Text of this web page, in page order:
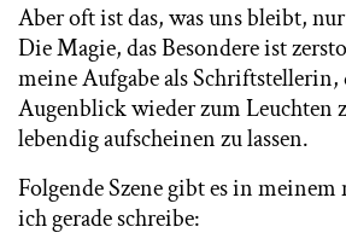
Aber oft ist das, was uns bleibt,
Die Magie, das Besondere ist
meine Aufgabe als
Augenblick wieder zum Leuchten
lebendig aufscheinen zu lassen.
Folgende Szene gibt es in meinem
ich gerade schreibe: